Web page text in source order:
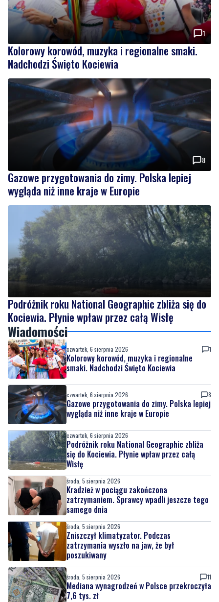
1
Kolorowy korowód, muzyka i regionalne smaki.
Nadchodzi Święto Kociewia
8
Gazowe przygotowania do zimy. Polska lepiej
wygląda niż inne kraje w Europie
Podróżnik roku National Geographic zbliża się do
Kociewia. Płynie wpław przez całą Wisłę
Wiadomości
czwartek, 6 sierpnia 2026 1
Kolorowy korowód, muzyka i regionalne
smaki. Nadchodzi Święto Kociewia
czwartek, 6 sierpnia 2026 8
Gazowe przygotowania do zimy. Polska lepiej
wygląda niż inne kraje w Europie
czwartek, 6 sierpnia 2026
Podróżnik roku National Geographic zbliża
się do Kociewia. Płynie wpław przez całą
Wisłę
środa, 5 sierpnia 2026
Kradzież w pociągu zakończona
zatrzymaniem. Sprawcy wpadli jeszcze tego
samego dnia
środa, 5 sierpnia 2026
Zniszczył klimatyzator. Podczas
zatrzymania wyszło na jaw, że był
poszukiwany
środa, 5 sierpnia 2026 11
Mediana wynagrodzeń w Polsce przekroczyła
7,6 tys. zł